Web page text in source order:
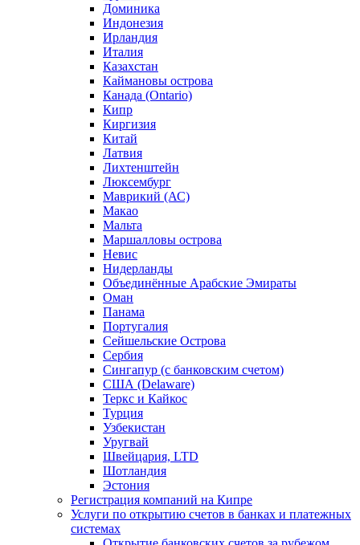
Доминика
Индонезия
Ирландия
Италия
Казахстан
Каймановы острова
Канада (Ontario)
Кипр
Киргизия
Китай
Латвия
Лихтенштейн
Люксембург
Маврикий (АС)
Макао
Мальта
Маршалловы острова
Нeвис
Нидерланды
Объединённые Арабские Эмираты
Оман
Панама
Португалия
Сейшельские Острова
Сербия
Сингапур (c банковским счетом)
США (Delaware)
Теркс и Кайкос
Турция
Узбекистан
Уругвай
Швейцария, LTD
Шотландия
Эстония
Регистрация компаний на Кипре
Услуги по открытию счетов в банках и платежных
системах